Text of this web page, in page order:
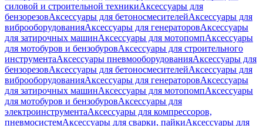
силовой и строительной техникиАксессуары для
бензорезовАксессуары для бетоносмесителейАксессуары для
виброоборудованияАксессуары для генераторовАксессуары
для затирочных машинАксессуары для мотопомпАксессуары
для мотобуров и бензобуровАксессуары для строительного
инструментаАксессуары пневмооборудованияАксессуары для
бензорезовАксессуары для бетоносмесителейАксессуары для
виброоборудованияАксессуары для генераторовАксессуары
для затирочных машинАксессуары для мотопомпАксессуары
для мотобуров и бензобуровАксессуары для
электроинструментаАксессуары для компрессоров,
пневмосистемАксессуары для сварки, пайкиАксессуары для